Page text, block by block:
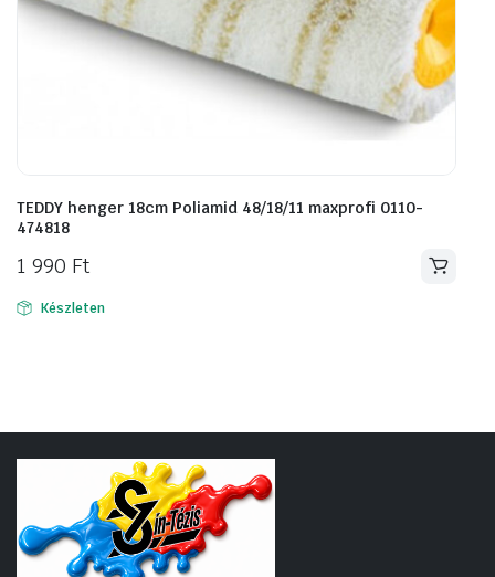
TEDDY henger 18cm Poliamid 48/18/11 maxprofi 0110-
474818
1 990 Ft
Készleten